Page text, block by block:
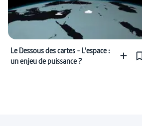
Le Dessous des cartes - L'espace :
un enjeu de puissance ?